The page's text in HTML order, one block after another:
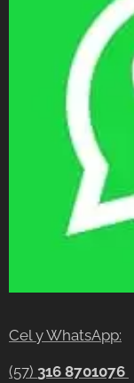
Cel y WhatsApp:
(57) 316 8701076